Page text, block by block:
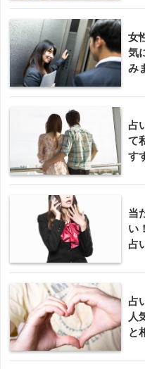
女
気
み
占
て
す
当
い
占
占
人
と